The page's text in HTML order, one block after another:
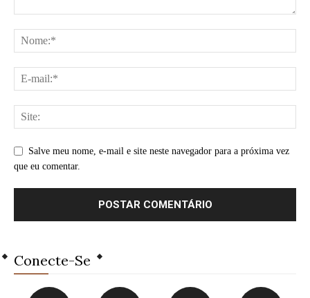
Salve meu nome, e-mail e site neste navegador para a próxima vez
que eu comentar.
Conecte-Se